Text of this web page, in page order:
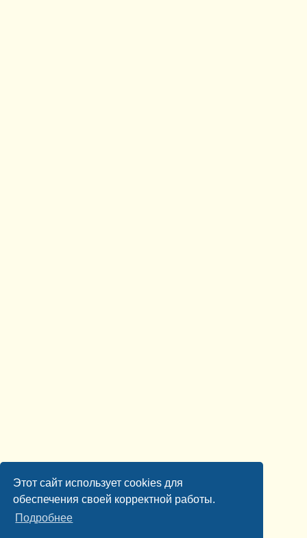
Этот сайт использует cookies для
обеспечения своей корректной работы.
Подробнее